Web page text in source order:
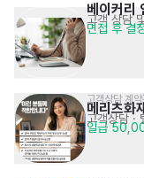
베이커리
고객 상담
면접 후 결
고객상담 계
메리츠화
고객상담 ·
일급